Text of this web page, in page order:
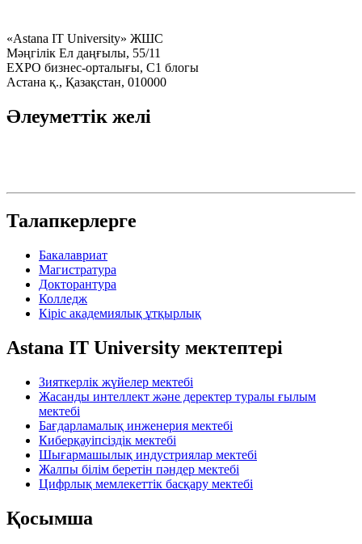
«Astana IT University» ЖШС
Мәңгілік Ел даңғылы, 55/11
EXPO бизнес-орталығы, C1 блогы
Астана қ., Қазақстан, 010000
Әлеуметтік желі
Талапкерлерге
Бакалавриат
Магистратура
Докторантура
Колледж
Кіріс академиялық ұтқырлық
Astana IT University мектептері
Зияткерлік жүйелер мектебі
Жасанды интеллект және деректер туралы ғылым
мектебі
Бағдарламалық инженерия мектебі
Киберқауіпсіздік мектебі
Шығармашылық индустриялар мектебі
Жалпы білім беретін пәндер мектебі
Цифрлық мемлекеттік басқару мектебі
Қосымша